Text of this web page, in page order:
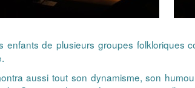
enfants de plusieurs groupes folkloriques
aussi tout son dynamisme, son